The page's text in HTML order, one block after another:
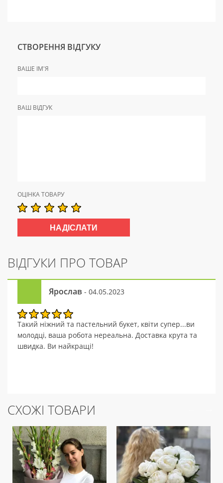
СТВОРЕННЯ ВІДГУКУ
ВАШЕ ІМ'Я
ВАШ ВІДГУК
ОЦІНКА ТОВАРУ
ВІДГУКИ ПРО ТОВАР
Ярослав - 04.05.2023
Такий ніжний та пастельний букет, квіти супер...ви
молодці, ваша робота нереальна. Доставка крута та
швидка. Ви найкращі!
СХОЖІ ТОВАРИ